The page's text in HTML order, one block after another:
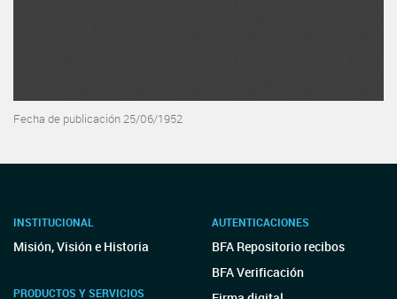
Fecha de publicación 25/06/1952
INSTITUCIONAL
Misión, Visión e Historia
PRODUCTOS Y SERVICIOS
AUTENTICACIONES
BFA Repositorio recibos
BFA Verificación